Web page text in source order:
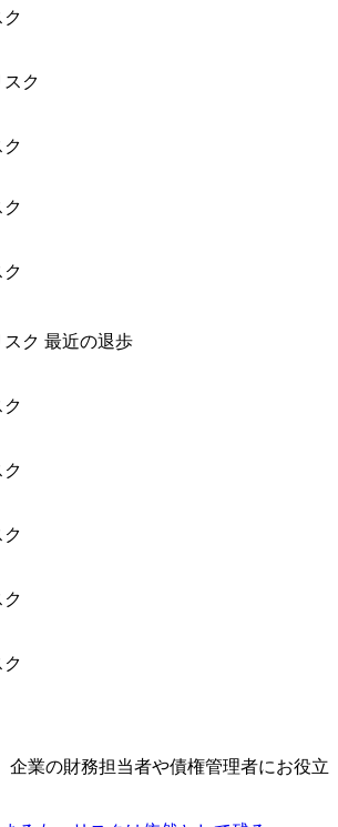
スク
スク 最近の退歩
企業の財務担当者や債権管理者にお役立